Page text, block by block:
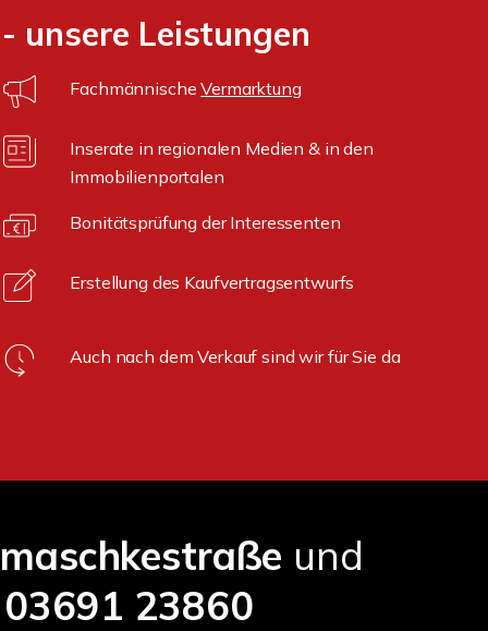
unsere Leistungen
FachmännischeVermarktung
Inserate in regionalen Medien & in den
Immobilienportalen
Bonitätsprüfung der Interessenten
Erstellung des Kaufvertragsentwurfs
Auch nach dem Verkauf sind wir für Sie da
und
03691 23860